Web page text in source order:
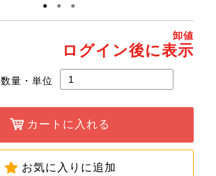
● ● ●
卸値
ログイン後に表示
数量・単位
カートに入れる
お気に入りに追加